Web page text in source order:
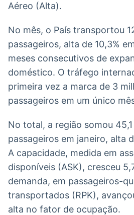
Soluções de Dados
e Conteúdos
Aéreo (Alta).
No mês, o País transportou
passageiros, alta de 10,3%
meses consecutivos de
doméstico. O tráfego
primeira vez a marca de 3
passageiros em um único
No total, a região somou
passageiros em janeiro, alta
A capacidade, medida em
disponíveis (ASK), cresceu
demanda, em passageiros-
transportados (RPK),
alta no fator de ocupação.